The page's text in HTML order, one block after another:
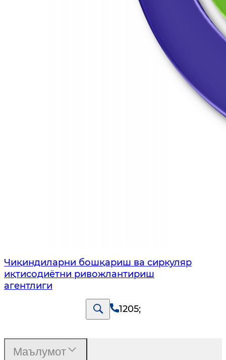
Чиқиндиларни бошқариш ва сиркуляр
иқтисодиётни ривожлантириш
агентлиги
1205;
Маълумот